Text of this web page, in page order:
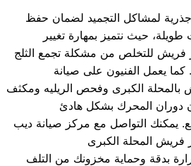
جذرية لمشاكل التجميد لضمان حفظ
طويلة، حيث نتميز بمهارة تغيير
للتخلص من مشكلة تجمع الثلج
كما يعمل الفنيون على صيانة
بالمحلة الكبرى وفحص الريليه ومكثف
دوران المحرك بشكل هادئ
يمكنك التواصل مع مركز صيانة ديب
فريش المحلة الكبرى